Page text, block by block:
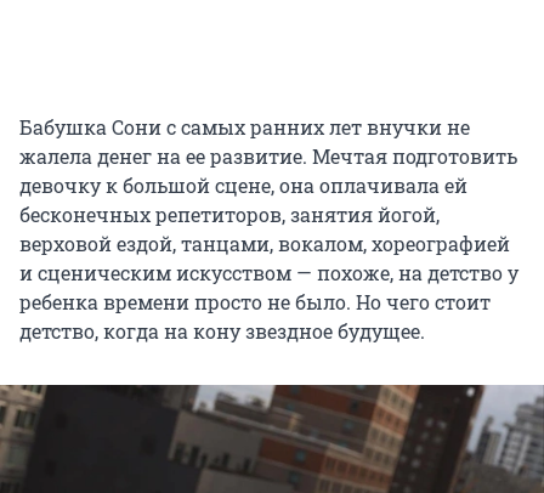
Бабушка Сони с самых ранних лет внучки не
жалела денег на ее развитие. Мечтая подготовить
девочку к большой сцене, она оплачивала ей
бесконечных репетиторов, занятия йогой,
верховой ездой, танцами, вокалом, хореографией
и сценическим искусством — похоже, на детство у
ребенка времени просто не было. Но чего стоит
детство, когда на кону звездное будущее.